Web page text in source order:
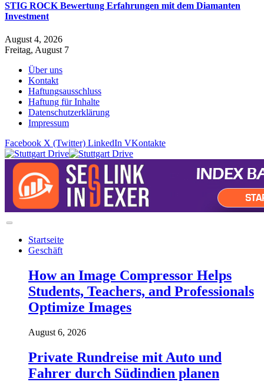
STIG ROCK Bewertung Erfahrungen mit dem Diamanten
Investment
August 4, 2026
Freitag, August 7
Über uns
Kontakt
Haftungsausschluss
Haftung für Inhalte
Datenschutzerklärung
Impressum
Facebook X (Twitter) LinkedIn VKontakte
Startseite
Geschäft
How an Image Compressor Helps
Students, Teachers, and Professionals
Optimize Images
August 6, 2026
Private Rundreise mit Auto und
Fahrer durch Südindien planen